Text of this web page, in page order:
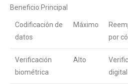
Beneficio Principal
Codificación de
datos
Máximo
por
Verificación
biométrica
Alto